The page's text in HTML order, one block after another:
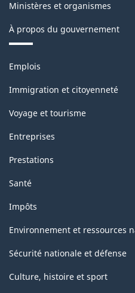
Ministères et organismes
À propos du gouvernement
Thèmes
sujets
Emplois
Immigration et citoyenneté
Voyage et tourisme
Entreprises
Prestations
Santé
Impôts
Environnement et ressources
Sécurité nationale et défense
Culture, histoire et sport